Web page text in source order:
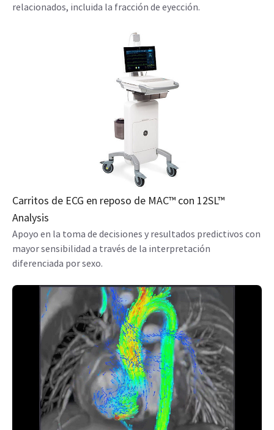
relacionados, incluida la fracción de eyección.
Carritos de ECG en reposo de MAC™ con 12SL™
Analysis
Apoyo en la toma de decisiones y resultados predictivos con
mayor sensibilidad a través de la interpretación
diferenciada por sexo.